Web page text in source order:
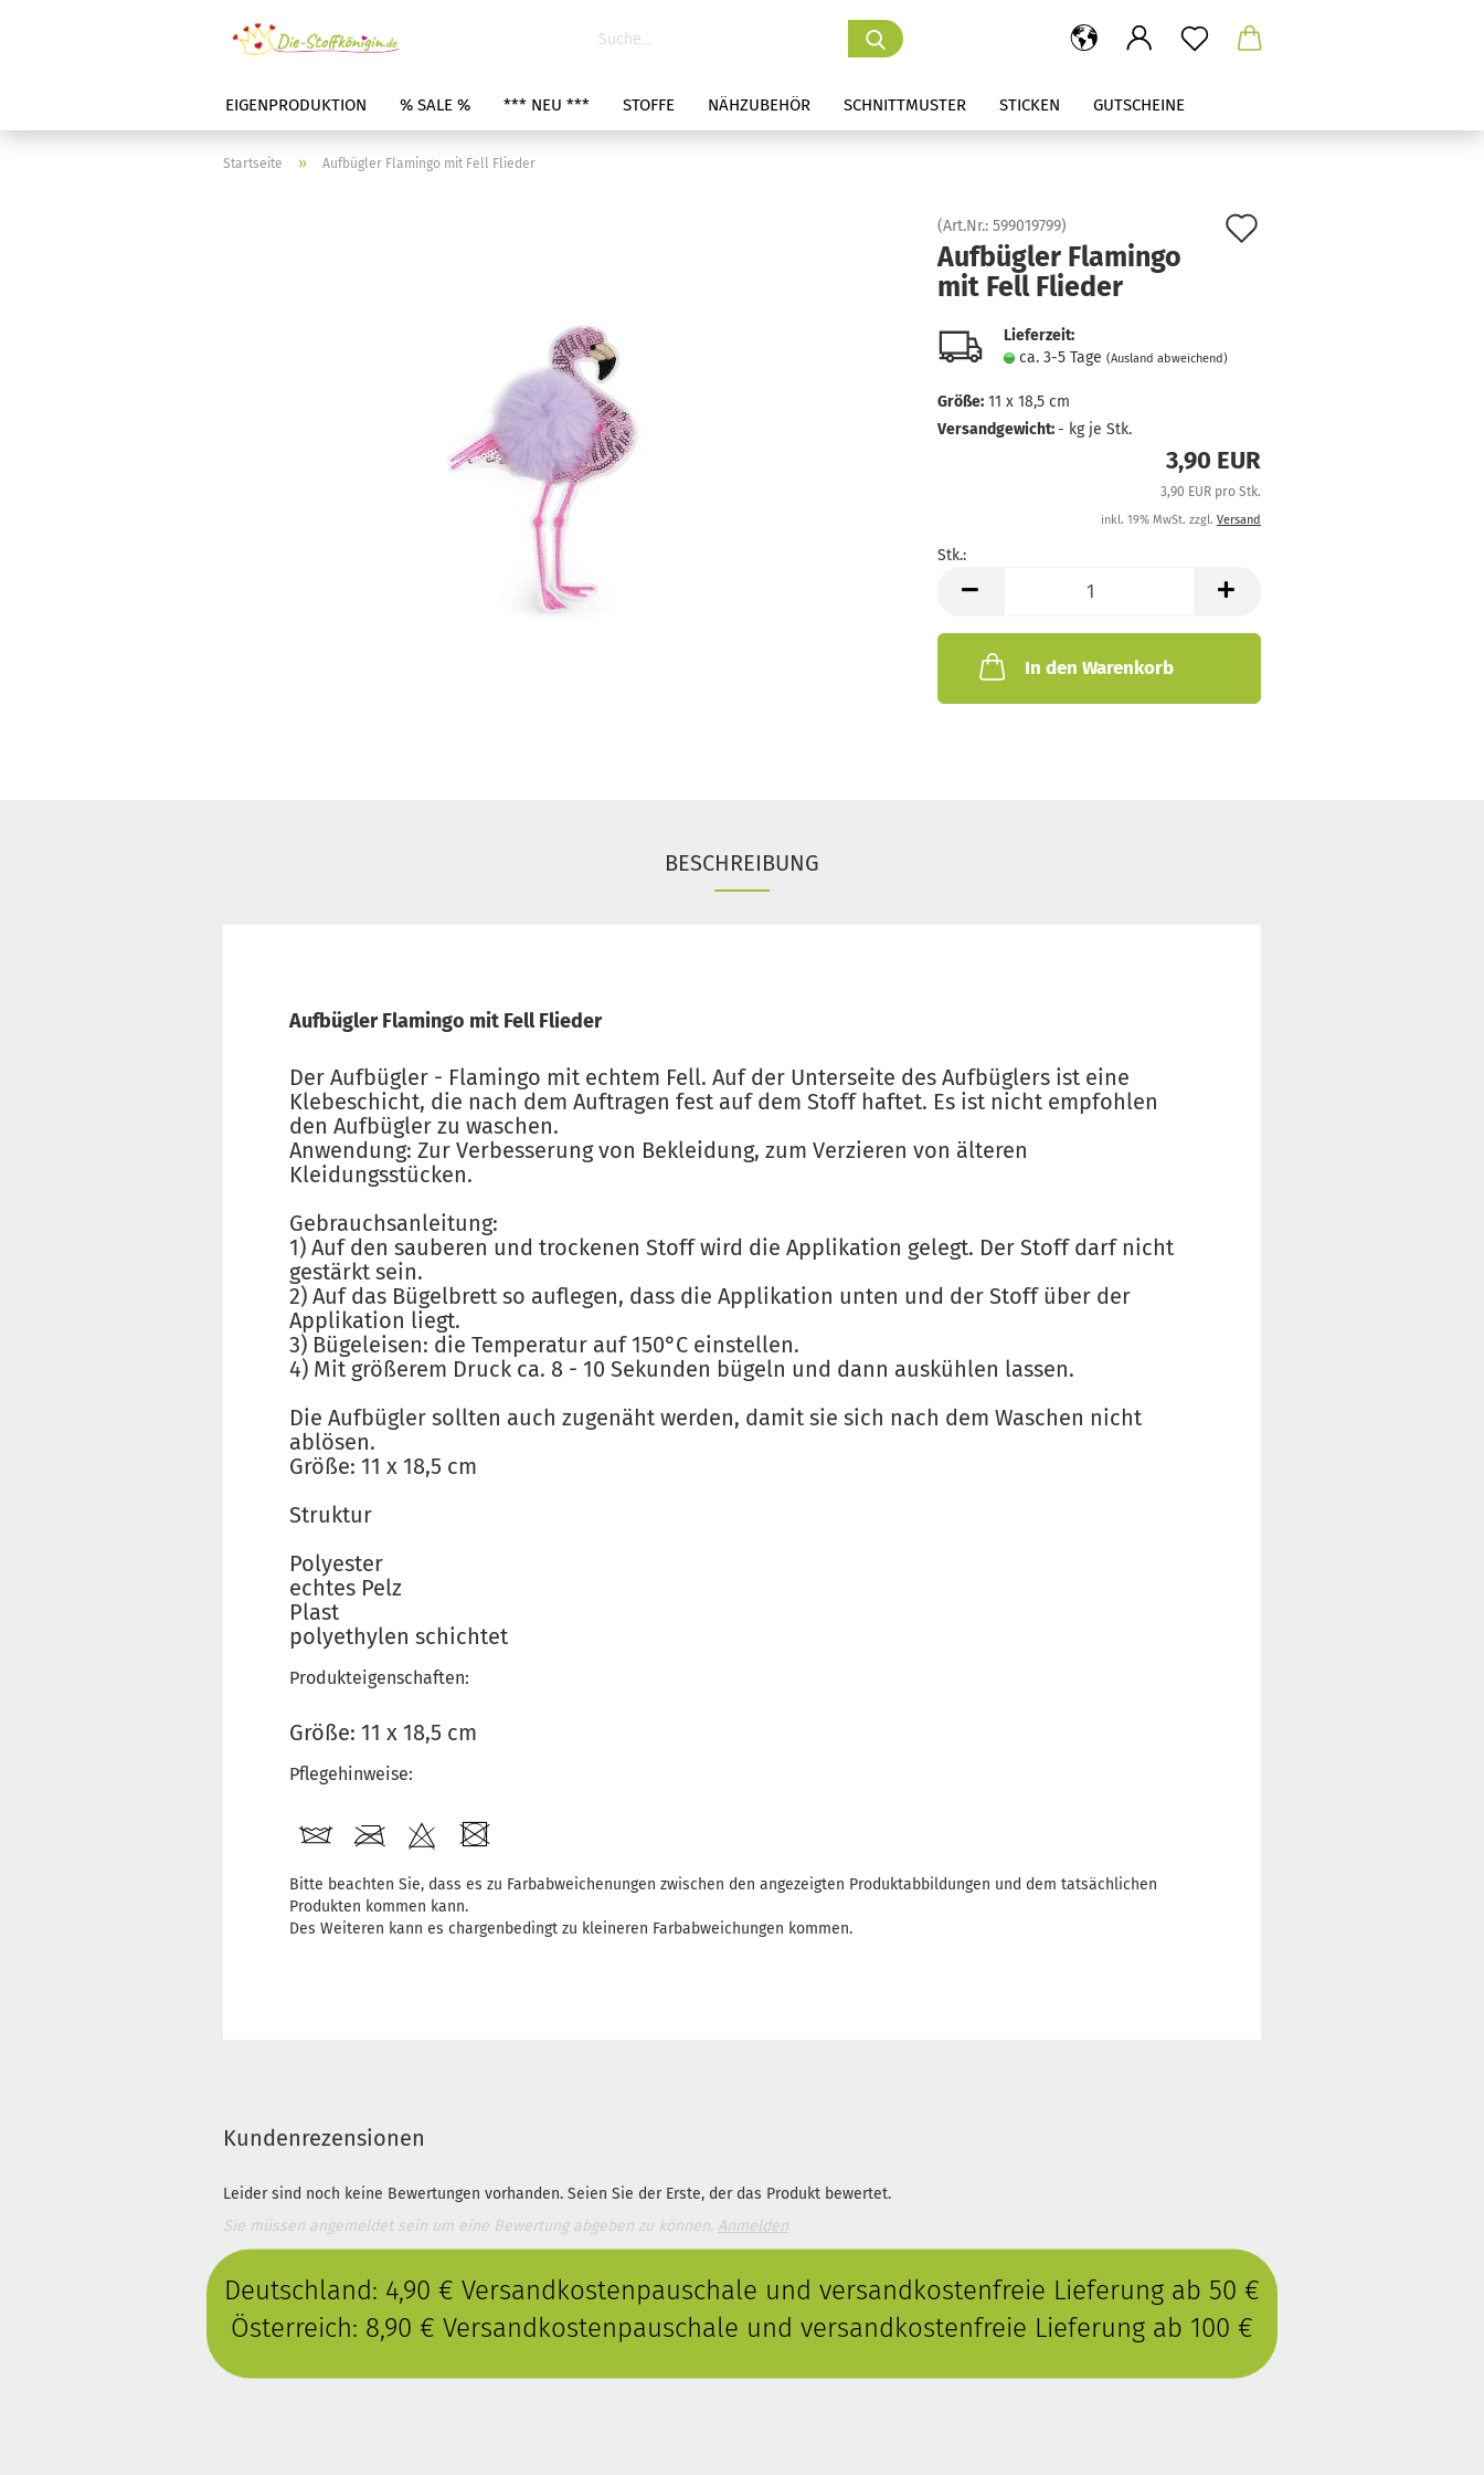
EIGENPRODUKTION % SALE % *** NEU *** STOFFE NÄHZUBEHÖR SCHNITTMUSTER STICKEN GUTSCHEINE
Startseite » Aufbügler Flamingo mit Fell Flieder
(Art.Nr.: 599019799)
Aufbügler Flamingo
mit Fell Flieder
Lieferzeit:
ca. 3-5 Tage (Ausland abweichend)
Größe: 11 x 18,5 cm
Versandgewicht:- kg je Stk.
3,90 EUR
3,90 EUR pro Stk.
inkl. 19% MwSt. zzgl. Versand
Stk.:
In den Warenkorb
BESCHREIBUNG
Aufbügler Flamingo mit Fell Flieder
Der Aufbügler - Flamingo mit echtem Fell. Auf der Unterseite des Aufbüglers ist eine
Klebeschicht, die nach dem Auftragen fest auf dem Stoff haftet. Es ist nicht empfohlen
den Aufbügler zu waschen.
Anwendung: Zur Verbesserung von Bekleidung, zum Verzieren von älteren
Kleidungsstücken.
Gebrauchsanleitung:
1) Auf den sauberen und trockenen Stoff wird die Applikation gelegt. Der Stoff darf nicht
gestärkt sein.
2) Auf das Bügelbrett so auflegen, dass die Applikation unten und der Stoff über der
Applikation liegt.
3) Bügeleisen: die Temperatur auf 150°C einstellen.
4) Mit größerem Druck ca. 8 - 10 Sekunden bügeln und dann auskühlen lassen.
Die Aufbügler sollten auch zugenäht werden, damit sie sich nach dem Waschen nicht
ablösen.
Größe: 11 x 18,5 cm
Struktur
Polyester
echtes Pelz
Plast
polyethylen schichtet
Produkteigenschaften:
Größe: 11 x 18,5 cm
Pflegehinweise:
Bitte beachten Sie, dass es zu Farbabweichenungen zwischen den angezeigten Produktabbildungen und dem tatsächlichen
Produkten kommen kann.
Des Weiteren kann es chargenbedingt zu kleineren Farbabweichungen kommen.
Kundenrezensionen
Leider sind noch keine Bewertungen vorhanden. Seien Sie der Erste, der das Produkt bewertet.
Sie müssen angemeldet sein um eine Bewertung abgeben zu können. Anmelden
Deutschland: 4,90 € Versandkostenpauschale und versandkostenfreie Lieferung ab 50 €
Österreich: 8,90 € Versandkostenpauschale und versandkostenfreie Lieferung ab 100 €